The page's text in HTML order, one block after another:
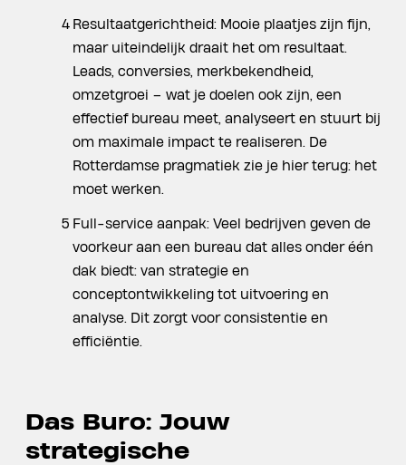
Resultaatgerichtheid: Mooie plaatjes zijn fijn,
maar uiteindelijk draait het om resultaat.
Leads, conversies, merkbekendheid,
omzetgroei – wat je doelen ook zijn, een
effectief bureau meet, analyseert en stuurt bij
om maximale impact te realiseren. De
Rotterdamse pragmatiek zie je hier terug: het
moet werken.
Full-service aanpak: Veel bedrijven geven de
voorkeur aan een bureau dat alles onder één
dak biedt: van strategie en
conceptontwikkeling tot uitvoering en
analyse. Dit zorgt voor consistentie en
efficiëntie.
Das Buro: Jouw
strategische